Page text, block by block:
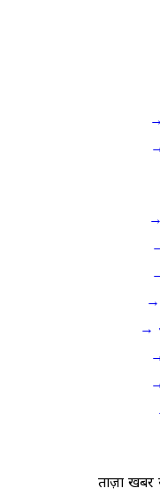
→
→
ताज़ा खबरें